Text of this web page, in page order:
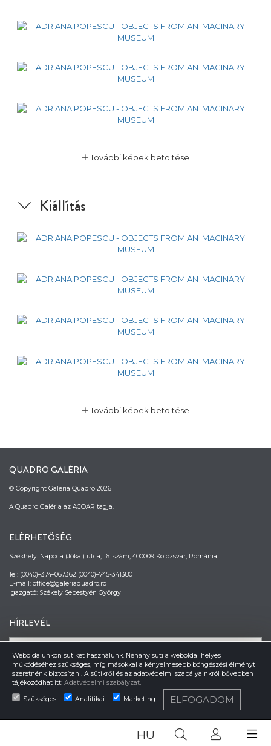
HU
További képek betöltése
Kiállítás
További képek betöltése
QUADRO GALÉRIA
© Copyright Galeria Quadro 2026
A Quadro Galéria az ACOAR tagja.
ELÉRHETŐSÉG
Székhely: Napoca (Jókai) utca, 16. szám, 400009 Kolozsvár, Románia
Tel: (0040)–374–067362 (0040)–745-341380
E-mail: office@galeriaquadro.ro
Igazgató: Székely Sebestyén György
HÍRLEVÉL
Weboldalunkon sütiket használunk. Néhány süti a weboldal helyes
működéséhez szükséges, míg másokkal a kényelmesebb böngészési élményt
szeretnénk biztosítani. A sütikről és az adatvédelmi szabályainkról bővebben
tájékozódhat itt: Adatvédelmi szabályzat.
Szükséges Analitikai Marketing ELFOGADOM